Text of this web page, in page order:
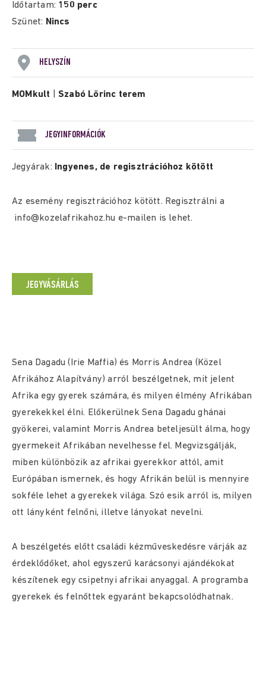
Időtartam: 150 perc
Szünet: Nincs
HELYSZÍN
MOMkult |Szabó Lőrinc terem
JEGYINFORMÁCIÓK
Jegyárak: Ingyenes, de regisztrációhoz kötött
Az esemény regisztrációhoz kötött. Regisztrálni a
info@kozelafrikahoz.hu e-mailen is lehet.
JEGYVÁSÁRLÁS
Sena Dagadu (Irie Maffia) és Morris Andrea (Közel
Afrikához Alapítvány) arról beszélgetnek, mit jelent
Afrika egy gyerek számára, és milyen élmény Afrikában
gyerekekkel élni. Előkerülnek Sena Dagadu ghánai
gyökerei, valamint Morris Andrea beteljesült álma, hogy
gyermekeit Afrikában nevelhesse fel. Megvizsgálják,
miben különbözik az afrikai gyerekkor attól, amit
Európában ismernek, és hogy Afrikán belül is mennyire
sokféle lehet a gyerekek világa. Szó esik arról is, milyen
ott lányként felnőni, illetve lányokat nevelni.
A beszélgetés előtt családi kézműveskedésre várják az
érdeklődőket, ahol egyszerű karácsonyi ajándékokat
készítenek egy csipetnyi afrikai anyaggal. A programba
gyerekek és felnőttek egyaránt bekapcsolódhatnak.